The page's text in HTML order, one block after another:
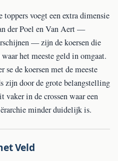
voegt een extra dimensie
der Poel en Van Aert —
— zijn de koersen die
het meeste geld in omgaat.
de koersen met de meeste
zijn door de grote belangstelling
in de crossen waar een
minder duidelijk is.
Veld